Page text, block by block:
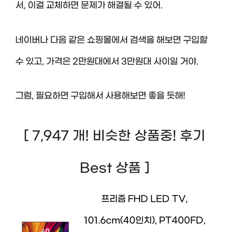
서, 이걸 교체하면 문제가 해결될 수 있어.
네이버나 다음 같은 쇼핑몰에서 검색을 해보면 구입할
수 있고, 가격은 2만원대에서 3만원대 사이일 거야.
그럼, 필요하면 구입해서 사용해보면 좋을 듯해!
[ 7,947 개! 비슷한 상품중! 후기
Best 상품 ]
프리즘 FHD LED TV,
101.6cm(40인치), PT400FD,